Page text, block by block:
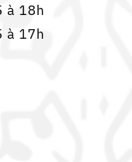
à 18h
à 17h